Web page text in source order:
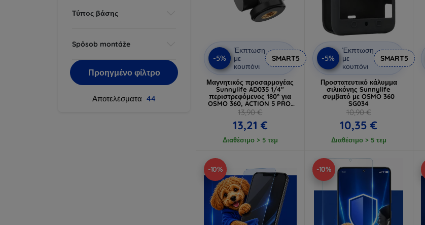
Τύπος βάσης
Spôsob montáže
Προηγμένο φίλτρο
Αποτελέσματα 44
-5%
Έκπτωση
με
κουπόνι
SMART5
Μαγνητικός προσαρμογέας
Sunnylife AD035 1/4"
περιστρεφόμενος 180° για
OSMO 360, ACTION 5 PRO,
OSMO ACTION 4/3/2
13,90 €
13,21 €
Διαθέσιμο > 5 τεμ
-5%
Έκπτωση
με
κουπόνι
SMART5
Προστατευτικό κάλυμμα
σιλικόνης Sunnylife
συμβατό με OSMO 360
SG034
10,90 €
10,35 €
Διαθέσιμο > 5 τεμ
-10% -10%